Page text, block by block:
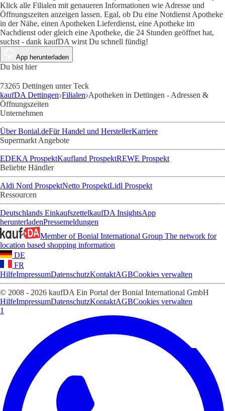
Klick alle Filialen mit genaueren Informationen wie Adresse und
Öffnungszeiten anzeigen lassen. Egal, ob Du eine Notdienst Apotheke
in der Nähe, einen Apotheken Lieferdienst, eine Apotheke im
Nachdienst oder gleich eine Apotheke, die 24 Stunden geöffnet hat,
suchst - dank kaufDA wirst Du schnell fündig!
App herunterladen
Du bist hier
73265 Dettingen unter Teck
kaufDA Dettingen Filialen Apotheken in Dettingen - Adressen &
Öffnungszeiten
Unternehmen
Über Bonial.deFür Handel und HerstellerKarriere
Supermarkt Angebote
EDEKA ProspektKaufland ProspektREWE Prospekt
Beliebte Händler
Aldi Nord ProspektNetto ProspektLidl Prospekt
Ressourcen
Deutschlands EinkaufszettelkaufDA InsightsApp
herunterladenPressemeldungen
Member of Bonial International Group The network for
location based shopping information
DE
FR
HilfeImpressumDatenschutzKontaktAGBCookies verwalten
© 2008 - 2026 kaufDA Ein Portal der Bonial International GmbH
HilfeImpressumDatenschutzKontaktAGBCookies verwalten
1